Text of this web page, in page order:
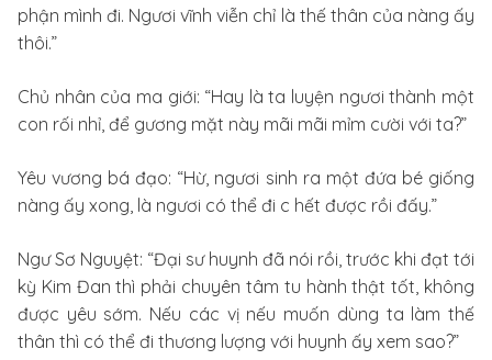
phận mình đi. Ngươi vĩnh viễn chỉ là thế thân của nàng ấy
thôi.”
Chủ nhân của ma giới: “Hay là ta luyện ngươi thành một
con rối nhỉ, để gương mặt này mãi mãi mỉm cười với ta?”
Yêu vương bá đạo: “Hừ, ngươi sinh ra một đứa bé giống
nàng ấy xong, là ngươi có thể đi c hết được rồi đấy.”
Ngư Sơ Nguyệt: “Đại sư huynh đã nói rồi, trước khi đạt tới
kỳ Kim Đan thì phải chuyên tâm tu hành thật tốt, không
được yêu sớm. Nếu các vị nếu muốn dùng ta làm thế
thân thì có thể đi thương lượng với huynh ấy xem sao?”